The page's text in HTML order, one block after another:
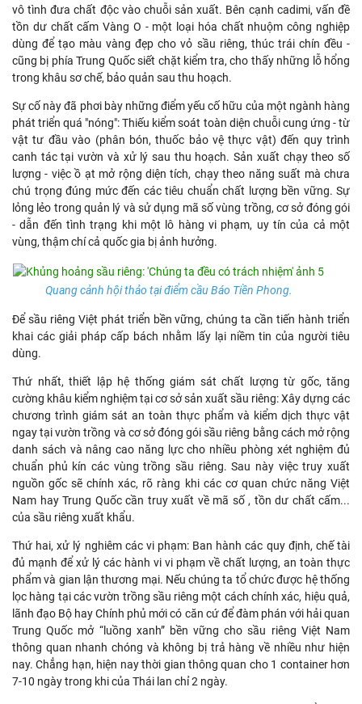
vô tình đưa chất độc vào chuỗi sản xuất. Bên cạnh cadimi, vấn đề
tồn dư chất cấm Vàng O - một loại hóa chất nhuộm công nghiệp
dùng để tạo màu vàng đẹp cho vỏ sầu riêng, thúc trái chín đều -
cũng bị phía Trung Quốc siết chặt kiểm tra, cho thấy những lỗ hổng
trong khâu sơ chế, bảo quản sau thu hoạch.
Sự cố này đã phơi bày những điểm yếu cố hữu của một ngành hàng
phát triển quá "nóng": Thiếu kiểm soát toàn diện chuỗi cung ứng - từ
vật tư đầu vào (phân bón, thuốc bảo vệ thực vật) đến quy trình
canh tác tại vườn và xử lý sau thu hoạch. Sản xuất chạy theo số
lượng - việc ồ ạt mở rộng diện tích, chạy theo năng suất mà chưa
chú trọng đúng mức đến các tiêu chuẩn chất lượng bền vững. Sự
lỏng lẻo trong quản lý và sử dụng mã số vùng trồng, cơ sở đóng gói
- dẫn đến tình trạng khi một lô hàng vi phạm, uy tín của cả một
vùng, thậm chí cả quốc gia bị ảnh hưởng.
Quang cảnh hội thảo tại điểm cầu Báo Tiền Phong.
Để sầu riêng Việt phát triển bền vững, chúng ta cần tiến hành triển
khai các giải pháp cấp bách nhằm lấy lại niềm tin của người tiêu
dùng.
Thứ nhất, thiết lập hệ thống giám sát chất lượng từ gốc, tăng
cường khâu kiểm nghiệm tại cơ sở sản xuất sầu riêng: Xây dựng các
chương trình giám sát an toàn thực phẩm và kiểm dịch thực vật
ngay tại vườn trồng và cơ sở đóng gói sầu riêng bằng cách mở rộng
danh sách và nâng cao năng lực cho nhiều phòng xét nghiệm đủ
chuẩn phủ kín các vùng trồng sầu riêng. Sau này việc truy xuất
nguồn gốc sẽ chính xác, rõ ràng khi các cơ quan chức năng Việt
Nam hay Trung Quốc cần truy xuất về mã số , tồn dư chất cấm...
của sầu riêng xuất khẩu.
Thứ hai, xử lý nghiêm các vi phạm: Ban hành các quy định, chế tài
đủ mạnh để xử lý các hành vi vi phạm về chất lượng, an toàn thực
phẩm và gian lận thương mại. Nếu chúng ta tổ chức được hệ thống
lọc hàng tại các vườn trồng sầu riêng một cách chính xác, hiệu quả,
lãnh đạo Bộ hay Chính phủ mới có căn cứ để đàm phán với hải quan
Trung Quốc mở “luồng xanh” bền vững cho sầu riêng Việt Nam
thông quan nhanh chóng và không bị trả hàng về nhiều như hiện
nay. Chẳng hạn, hiện nay thời gian thông quan cho 1 container hơn
7-10 ngày trong khi của Thái lan chỉ 2 ngày.